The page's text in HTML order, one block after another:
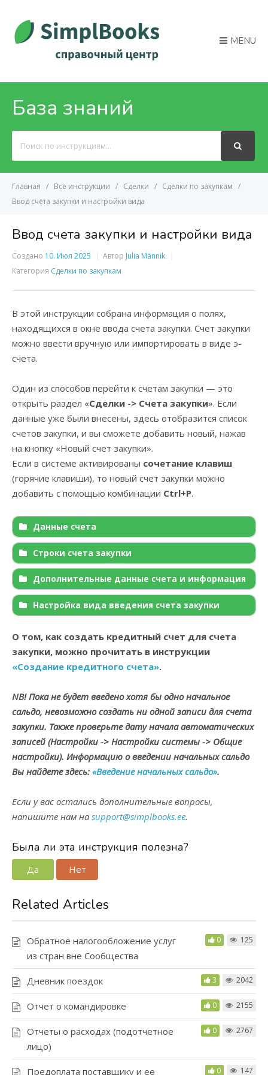
MENU
База знаний
For
Главная Все инструкции Сделки
Сделки по закупкам
Ввод счета закупки и настройки вида
Ввод счета закупки и настройки вида
Создано 10. Июл 2025 Автор Julia Männik
Категория Сделки по закупкам
В этой инструкции собрана информация о полях,
находящихся в окне ввода счета закупки. Счет закупки
можно ввести вручную или импортировать в виде э-
счета.
Один из способов перейти к счетам закупки — это
открыть раздел «Сделки -> Счета закупки». Если
данные уже были внесены, здесь отобразится список
счетов закупки, и вы сможете добавить новый, нажав
на кнопку «Новый счет закупки».
Если в системе активированы сочетание клавиш
(горячие клавиши), то новый счет закупки можно
добавить с помощью комбинации Ctrl+P.
Данные счета
Строки счета закупки
Дополнительные данные счета и информация
Настройка вида введения счета закупки
О том, как создать кредитный счет для счета
закупки, можно прочитать в инструкции
«Создание кредитного счета».
NB! Пока не будет введено хотя бы одно начальное
сальдо, невозможно создать ни одной записи для счета
закупки. Также проверьте дату начала автоматических
записей (Настройки -> Настройки системы -> Общие
настройки). Информацию о введении начальных сальдо
Вы найдете здесь: «Введение начальных сальдо».
Если у вас остались дополнительные вопросы,
напишите нам на support@simplbooks.ee.
Была ли эта инструкция полезна?
Да Нет
Related Articles
Обратное налогообложение услуг
из стран вне Сообщества
0 125
Дневник поездок 3 2042
Отчет о командировке 0 2155
Отчеты о расходах (подотчетное
лицо)
0 2767
Предоплата поставщику и ее 0 147